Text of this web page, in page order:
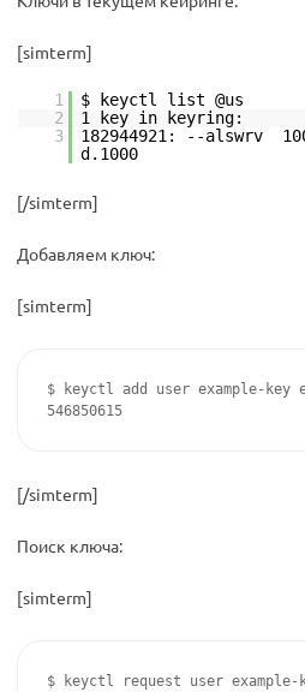
[simterm]
1
$ keyctl list @us
2
1 key in keyring:
3
182944921: --alswrv
d.1000
[/simterm]
Добавляем ключ:
[simterm]
$ keyctl add user example-key
546850615
[/simterm]
Поиск ключа:
[simterm]
$ keyctl request user example-